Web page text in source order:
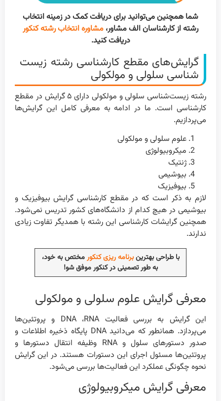
شما همچنین می‌توانید برای دریافت کمک در زمینه انتخاب
رشته از کارشناسان الف مشاور، مشاوره انتخاب رشته کنکور
دریافت کنید.
گرایش‌های مقطع کارشناسی رشته زیست
شناسی سلولی و مولکولی
رشته زیست‌شناسی سلولی و مولکولی دارای ۵ گرایش در مقطع
کارشناسی است. ما در ادامه به معرفی کامل این گرایش‌ها
می‌پردازیم.
علوم سلولی و مولکولی
میکروبیولوژی
ژنتیک
بیوشیمی
بیوفیزیک
لازم به ذکر است که در مقطع کارشناسی گرایش بیوفیزیک و
بیوشیمی در هیچ کدام از دانشگاه‌های کشور تدریس نمی‌شود.
همچنین گرایشات کارشناسی این رشته با همدیگر تفاوت زیادی
ندارند.
با طراحی بهترینبرنامه ریزی کنکورمختص به خود،
به طور تصمینی در کنکور موفق شو!
معرفی گرایش علوم سلولی و مولکولی
این گرایش به بررسی فعالیت DNA ،RNA و پروتئین‌ها
می‌پردازد. همانطور که می‌دانید DNA پایگاه ذخیره اطلاعات و
صدور دستورهای سلول و RNA وظیفه انتقال دستورها و
پروتئین‌ها مسئول اجرای این دستورات هستند. در این گرایش
نحوه چگونگی عملکرد این فعالیت‌ها بررسی می‌شود.
معرفی گرایش میکروبیولوژی